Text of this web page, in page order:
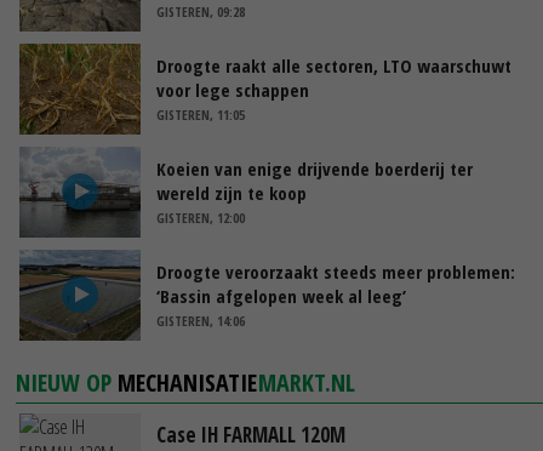
GISTEREN, 09:28
Droogte raakt alle sectoren, LTO waarschuwt
voor lege schappen
GISTEREN, 11:05
Koeien van enige drijvende boerderij ter
wereld zijn te koop
GISTEREN, 12:00
Droogte veroorzaakt steeds meer problemen:
‘Bassin afgelopen week al leeg’
GISTEREN, 14:06
NIEUW OP MECHANISATIEMARKT.NL
Case IH FARMALL 120M